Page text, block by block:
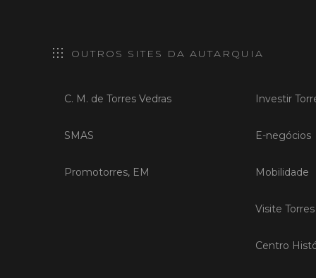
OUTROS SITES DA AUTARQUIA
C. M. de Torres Vedras
SMAS
Promotorres, EM
Investir
E-negócios
Mobilidade
Visite
Centro